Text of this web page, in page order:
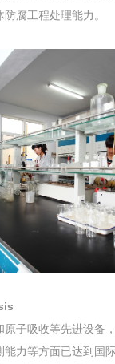
腐工程处理能力。
子吸收等先进设备
力等方面已达到国